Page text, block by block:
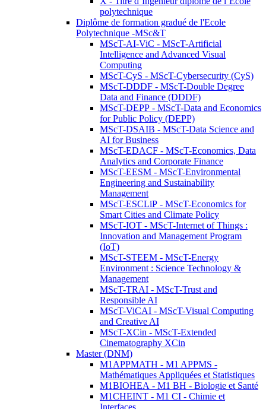
polytechnique
Diplôme de formation gradué de l'Ecole
Polytechnique -MSc&T
MScT-AI-ViC - MScT-Artificial
Intelligence and Advanced Visual
Computing
MScT-CyS - MScT-Cybersecurity (CyS)
MScT-DDDF - MScT-Double Degree
Data and Finance (DDDF)
MScT-DEPP - MScT-Data and Economics
for Public Policy (DEPP)
MScT-DSAIB - MScT-Data Science and
AI for Business
MScT-EDACF - MScT-Economics, Data
Analytics and Corporate Finance
MScT-EESM - MScT-Environmental
Engineering and Sustainability
Management
MScT-ESCLiP - MScT-Economics for
Smart Cities and Climate Policy
MScT-IOT - MScT-Internet of Things :
Innovation and Management Program
(IoT)
MScT-STEEM - MScT-Energy
Environment : Science Technology &
Management
MScT-TRAI - MScT-Trust and
Responsible AI
MScT-ViCAI - MScT-Visual Computing
and Creative AI
MScT-XCin - MScT-Extended
Cinematography XCin
Master (DNM)
M1APPMATH - M1 APPMS -
Mathématiques Appliquées et Statistiques
M1BIOHEA - M1 BH - Biologie et Santé
M1CHEINT - M1 CI - Chimie et
Interfaces